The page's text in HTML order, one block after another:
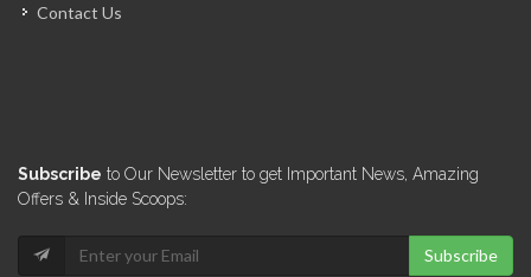
Contact Us
Subscribe to Our Newsletter to get Important News, Amazing
Offers & Inside Scoops:
Subscribe